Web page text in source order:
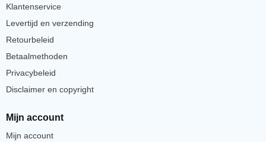
Klantenservice
Levertijd en verzending
Retourbeleid
Betaalmethoden
Privacybeleid
Disclaimer en copyright
Mijn account
Mijn account